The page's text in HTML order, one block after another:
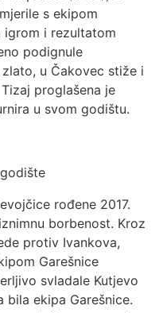
s ekipom
igrom i rezultatom
podignule
u Čakovec stiže i
proglašena je
u svom godištu.
rođene 2017.
borbenost. Kroz
protiv Ivankova,
Garešnice
svladale Kutjevo
bila ekipa Garešnice.